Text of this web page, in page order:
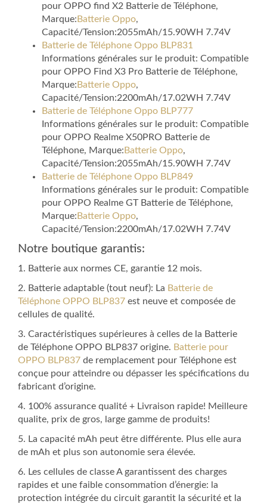
pour OPPO find X2 Batterie de Téléphone,
Marque: Batterie Oppo,
Capacité/Tension:2055mAh/15.90WH 7.74V
Batterie de Téléphone Oppo BLP831
Informations générales sur le produit: Compatible
pour OPPO Find X3 Pro Batterie de Téléphone,
Marque: Batterie Oppo,
Capacité/Tension:2200mAh/17.02WH 7.74V
Batterie de Téléphone Oppo BLP777
Informations générales sur le produit: Compatible
pour OPPO Realme X50PRO Batterie de
Téléphone, Marque: Batterie Oppo,
Capacité/Tension:2055mAh/15.90WH 7.74V
Batterie de Téléphone Oppo BLP849
Informations générales sur le produit: Compatible
pour OPPO Realme GT Batterie de Téléphone,
Marque: Batterie Oppo,
Capacité/Tension:2200mAh/17.02WH 7.74V
Notre boutique garantis:
1. Batterie aux normes CE, garantie 12 mois.
2. Batterie adaptable (tout neuf): La Batterie de
Téléphone OPPO BLP837 est neuve et composée de
cellules de qualité.
3. Caractéristiques supérieures à celles de la Batterie
de Téléphone OPPO BLP837 origine. Batterie pour
OPPO BLP837 de remplacement pour Téléphone est
conçue pour atteindre ou dépasser les spécifications du
fabricant d’origine.
4. 100% assurance qualité + Livraison rapide! Meilleure
qualite, prix de gros, large gamme de produits!
5. La capacité mAh peut être différente. Plus elle aura
de mAh et plus son autonomie sera élevée.
6. Les cellules de classe A garantissent des charges
rapides et une faible consommation d’énergie: la
protection intégrée du circuit garantit la sécurité et la